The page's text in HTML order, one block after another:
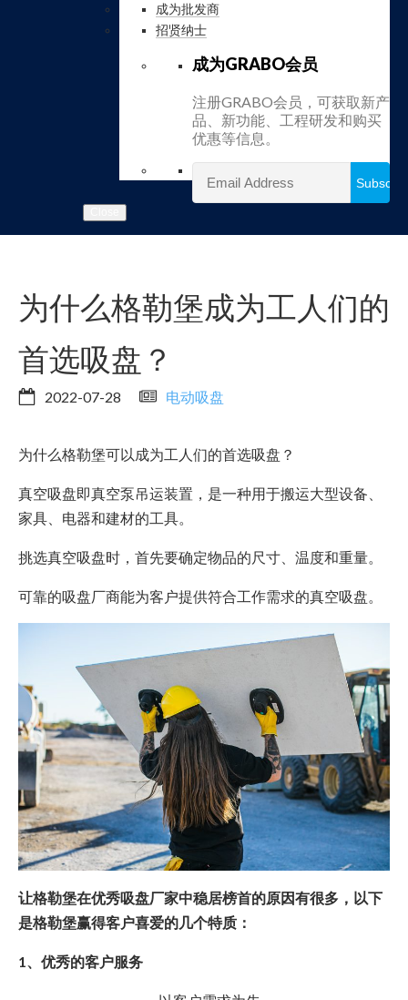
成为批发商
招贤纳士
成为GRABO会员
注册GRABO会员，可获取新产
品、新功能、工程研发和购买
优惠等信息。
为什么格勒堡成为工人们的
首选吸盘？
2022-07-28 电动吸盘
为什么格勒堡可以成为工人们的首选吸盘？
真空吸盘即真空泵吊运装置，是一种用于搬运大型设备、
家具、电器和建材的工具。
挑选真空吸盘时，首先要确定物品的尺寸、温度和重量。
可靠的吸盘厂商能为客户提供符合工作需求的真空吸盘。
让格勒堡在优秀吸盘厂家中稳居榜首的原因有很多，以下
是格勒堡赢得客户喜爱的几个特质：
1、优秀的客户服务